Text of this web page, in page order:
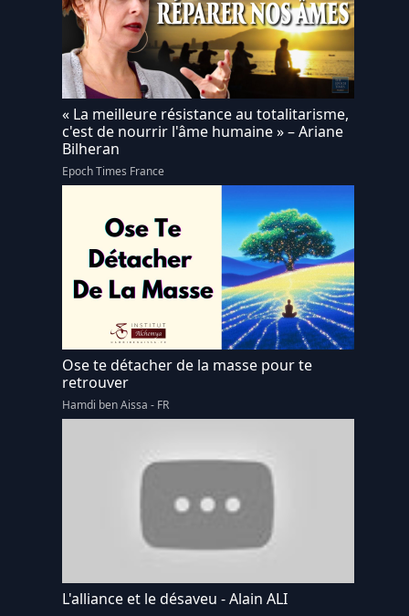
« La meilleure résistance au totalitarisme,
c'est de nourrir l'âme humaine » – Ariane
Bilheran
Epoch Times France
Ose te détacher de la masse pour te
retrouver
Hamdi ben Aissa - FR
L'alliance et le désaveu - Alain ALI